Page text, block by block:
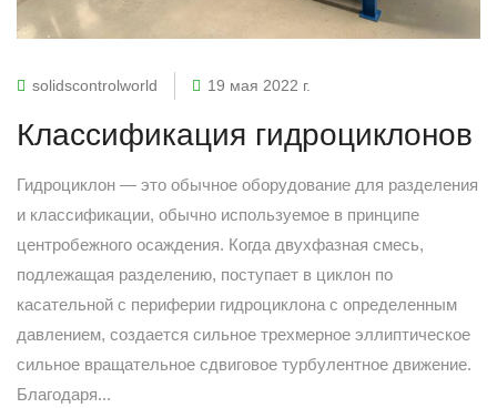
solidscontrolworld 19 мая 2022 г.
Классификация гидроциклонов
Гидроциклон — это обычное оборудование для разделения
и классификации, обычно используемое в принципе
центробежного осаждения. Когда двухфазная смесь,
подлежащая разделению, поступает в циклон по
касательной с периферии гидроциклона с определенным
давлением, создается сильное трехмерное эллиптическое
сильное вращательное сдвиговое турбулентное движение.
Благодаря...